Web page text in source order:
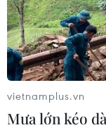
03/08/2026 13:44
vietnamplus.vn
Mưa lớn kéo